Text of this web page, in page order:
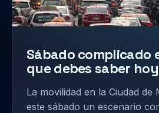
Sábado complicado
que debes saber hoy
La movilidad en la Ciudad de
este sábado un escenario